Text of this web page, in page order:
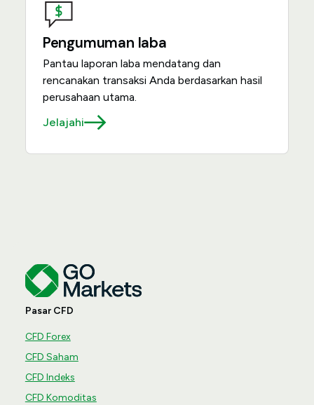
Pengumuman laba
Pantau laporan laba mendatang dan
rencanakan transaksi Anda berdasarkan hasil
perusahaan utama.
Jelajahi
Pasar CFD
CFD Forex
CFD Saham
CFD Indeks
CFD Komoditas